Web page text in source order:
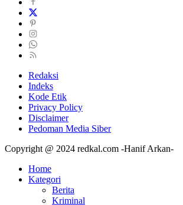
Redaksi
Indeks
Kode Etik
Privacy Policy
Disclaimer
Pedoman Media Siber
Copyright @ 2024 redkal.com -Hanif Arkan-
Home
Kategori
Berita
Kriminal